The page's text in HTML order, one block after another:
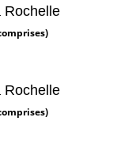
Rochelle
Rochelle